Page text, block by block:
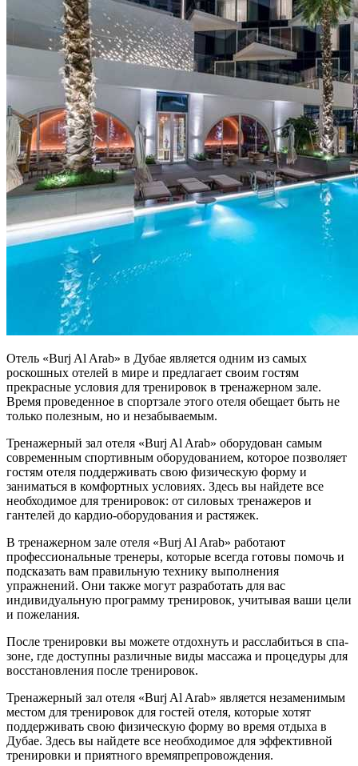
Отель «Burj Al Arab» в Дубае является одним из самых
роскошных отелей в мире и предлагает своим гостям
прекрасные условия для тренировок в тренажерном зале.
Время проведенное в спортзале этого отеля обещает быть не
только полезным, но и незабываемым.
Тренажерный зал отеля «Burj Al Arab» оборудован самым
современным спортивным оборудованием, которое позволяет
гостям отеля поддерживать свою физическую форму и
заниматься в комфортных условиях. Здесь вы найдете все
необходимое для тренировок: от силовых тренажеров и
гантелей до кардио-оборудования и растяжек.
В тренажерном зале отеля «Burj Al Arab» работают
профессиональные тренеры, которые всегда готовы помочь и
подсказать вам правильную технику выполнения
упражнений. Они также могут разработать для вас
индивидуальную программу тренировок, учитывая ваши цели
и пожелания.
После тренировки вы можете отдохнуть и расслабиться в спа-
зоне, где доступны различные виды массажа и процедуры для
восстановления после тренировок.
Тренажерный зал отеля «Burj Al Arab» является незаменимым
местом для тренировок для гостей отеля, которые хотят
поддерживать свою физическую форму во время отдыха в
Дубае. Здесь вы найдете все необходимое для эффективной
тренировки и приятного времяпрепровождения.